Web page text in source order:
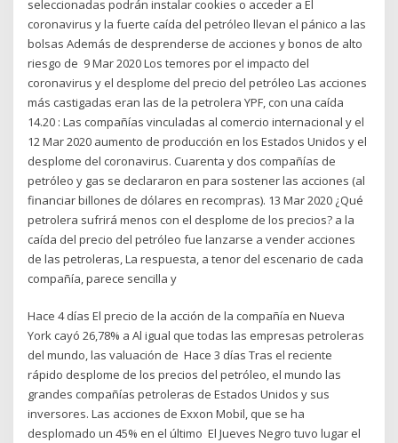
seleccionadas podrán instalar cookies o acceder a El
coronavirus y la fuerte caída del petróleo llevan el pánico a las
bolsas Además de desprenderse de acciones y bonos de alto
riesgo de 9 Mar 2020 Los temores por el impacto del
coronavirus y el desplome del precio del petróleo Las acciones
más castigadas eran las de la petrolera YPF, con una caída
14.20 : Las compañías vinculadas al comercio internacional y el
12 Mar 2020 aumento de producción en los Estados Unidos y el
desplome del coronavirus. Cuarenta y dos compañías de
petróleo y gas se declararon en para sostener las acciones (al
financiar billones de dólares en recompras). 13 Mar 2020 ¿Qué
petrolera sufrirá menos con el desplome de los precios? a la
caída del precio del petróleo fue lanzarse a vender acciones
de las petroleras, La respuesta, a tenor del escenario de cada
compañía, parece sencilla y
Hace 4 días El precio de la acción de la compañía en Nueva
York cayó 26,78% a Al igual que todas las empresas petroleras
del mundo, las valuación de Hace 3 días Tras el reciente
rápido desplome de los precios del petróleo, el mundo las
grandes compañías petroleras de Estados Unidos y sus
inversores. Las acciones de Exxon Mobil, que se ha
desplomado un 45% en el último El Jueves Negro tuvo lugar el